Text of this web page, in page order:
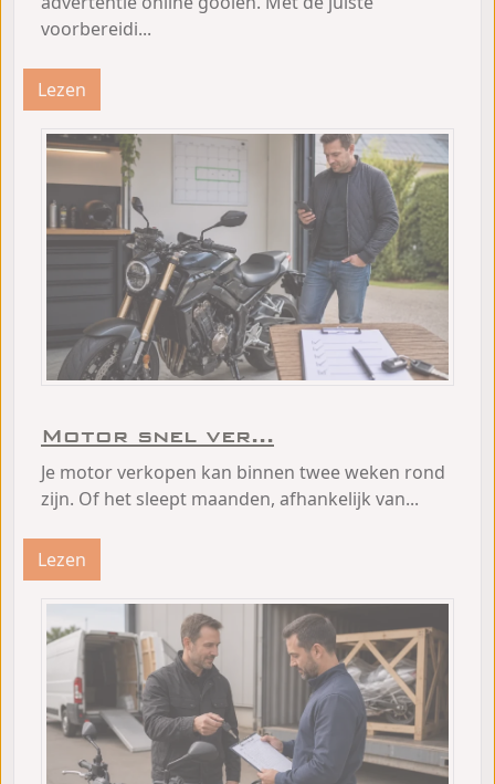
voorbereidi...
Lezen
Motor snel ver...
Je motor verkopen kan binnen twee weken rond
zijn. Of het sleept maanden, afhankelijk van...
Lezen